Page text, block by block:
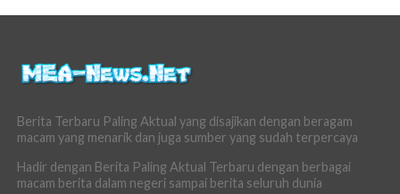
Berita Terbaru Paling Aktual yang disajikan dengan beragam
macam yang menarik dan juga sumber yang sudah terpercaya
Hadir dengan Berita Paling Aktual Terbaru dengan berbagai
macam berita dalam negeri sampai berita seluruh dunia